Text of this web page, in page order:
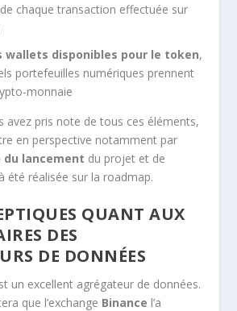
de chaque transaction effectuée sur
wallets disponibles pour le token,
portefeuilles numériques prennent
monnaie
avez pris note de tous ces éléments,
en perspective notamment par
du lancement du projet et de
été réalisée sur la roadmap.
QUANT AUX
DES
DE DONNÉES
un excellent agrégateur de données.
que l’exchange Binance l’a